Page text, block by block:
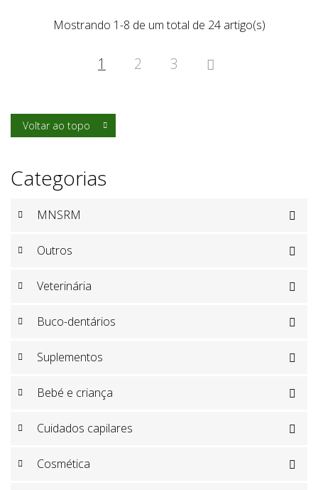
Categorias
MNSRM 
Outros 
Veterinária 
Buco-dentários 
Suplementos 
Bebé e criança 
Cuidados capilares 
Cosmética 
Mostrando 1-8 de um total de 24 artigo(s)
1 2 3 
Voltar ao topo 